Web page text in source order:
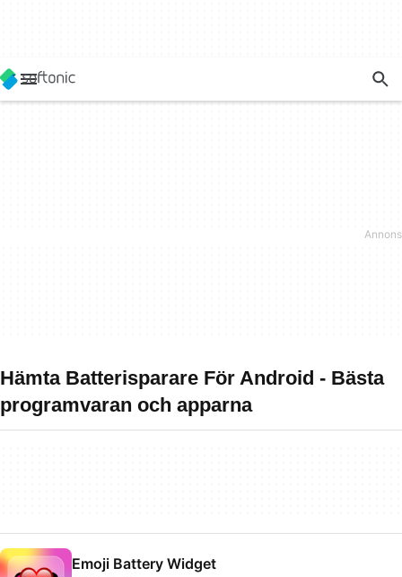
Hämta Batterisparare För Android - Bästa
programvaran och apparna
Emoji Battery Widget